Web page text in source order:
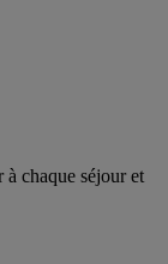
chaque séjour et